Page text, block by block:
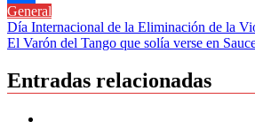
Compartir
General
Navegación
de
entradas
Día Internacional de la Eliminación de la
El Varón del Tango que solía verse en
Entradas relacionadas